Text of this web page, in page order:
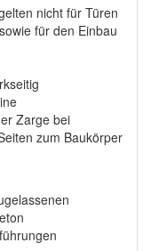
nicht für Türen
für den Einbau
Zarge bei
zum Baukörper